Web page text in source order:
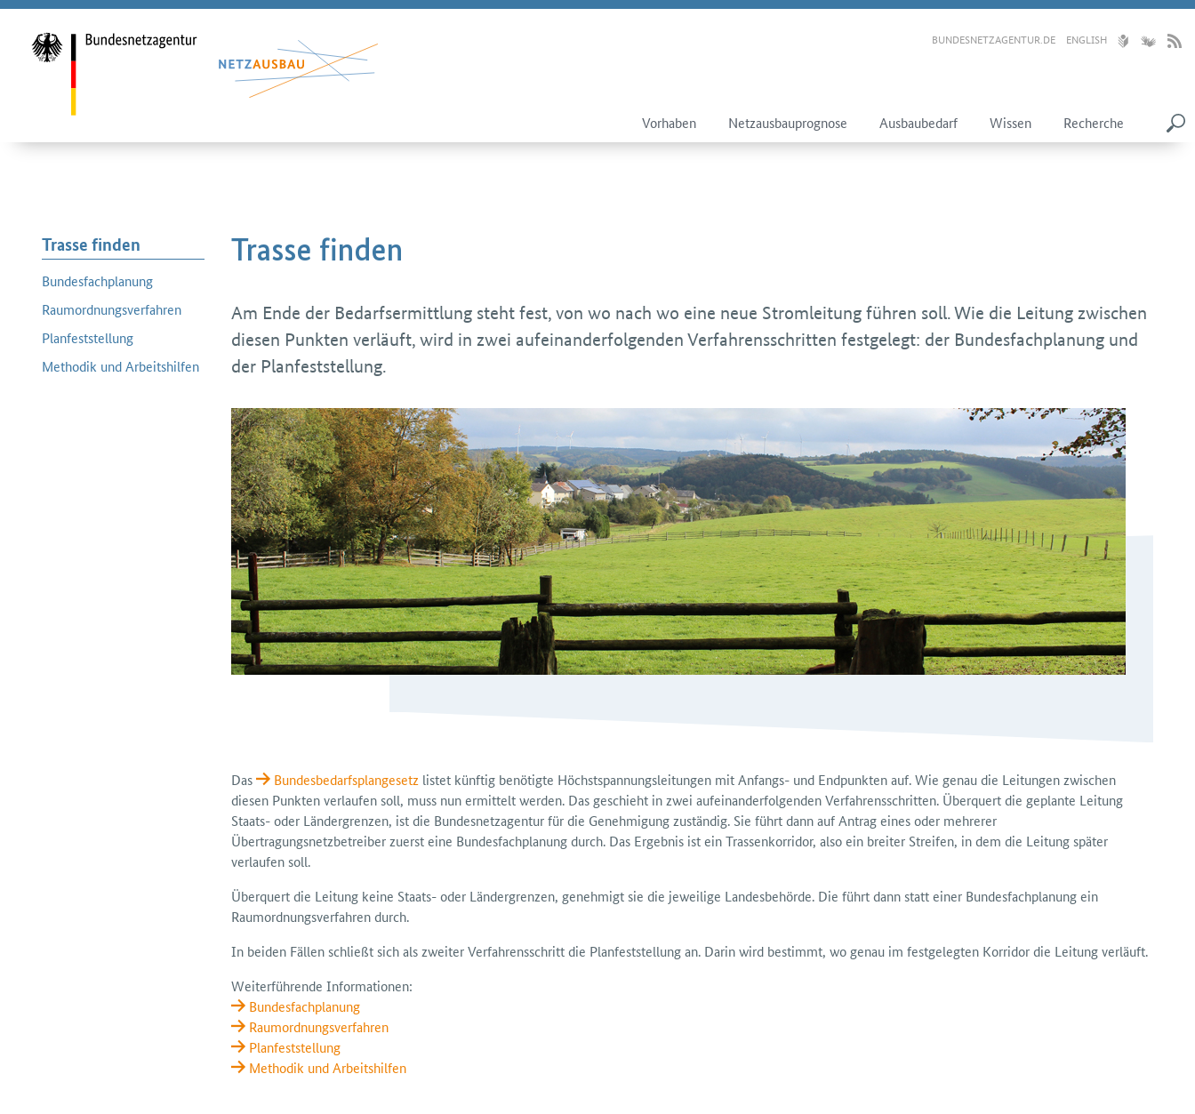
BUNDESNETZAGENTUR.DE ENGLISH
Vorhaben Netzausbauprognose Ausbaubedarf Wissen Recherche
Trasse finden
Bundesfachplanung
Raumordnungs­verfahren
Planfeststellung
Methodik und Arbeitshilfen
Trasse finden
Am Ende der Bedarfsermittlung steht fest, von wo nach wo eine neue Stromleitung führen soll. Wie die Leitung zwischen
diesen Punkten verläuft, wird in zwei aufeinanderfolgenden Verfahrensschritten festgelegt: der Bundesfachplanung und
der Planfeststellung.
Das Bundesbedarfsplangesetz listet künftig benötigte Höchstspannungsleitungen mit Anfangs- und Endpunkten auf. Wie genau die Leitungen zwischen
diesen Punkten verlaufen soll, muss nun ermittelt werden. Das geschieht in zwei aufeinanderfolgenden Verfahrensschritten. Überquert die geplante Leitung
Staats- oder Ländergrenzen, ist die Bundesnetzagentur für die Genehmigung zuständig. Sie führt dann auf Antrag eines oder mehrerer
Übertragungsnetzbetreiber zuerst eine Bundesfachplanung durch. Das Ergebnis ist ein Trassenkorridor, also ein breiter Streifen, in dem die Leitung später
verlaufen soll.
Überquert die Leitung keine Staats- oder Ländergrenzen, genehmigt sie die jeweilige Landesbehörde. Die führt dann statt einer Bundesfachplanung ein
Raumordnungsverfahren durch.
In beiden Fällen schließt sich als zweiter Verfahrensschritt die Planfeststellung an. Darin wird bestimmt, wo genau im festgelegten Korridor die Leitung verläuft.
Weiterführende Informationen:
Bundesfachplanung
Raumordnungsverfahren
Planfeststellung
Methodik und Arbeitshilfen